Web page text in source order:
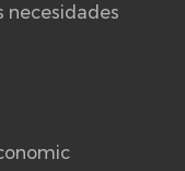
necesidades